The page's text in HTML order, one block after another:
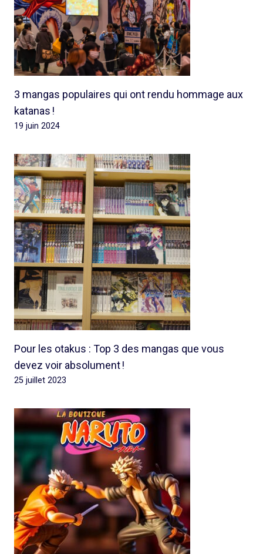
3 mangas populaires qui ont rendu hommage aux
katanas !
19 juin 2024
Pour les otakus : Top 3 des mangas que vous
devez voir absolument !
25 juillet 2023